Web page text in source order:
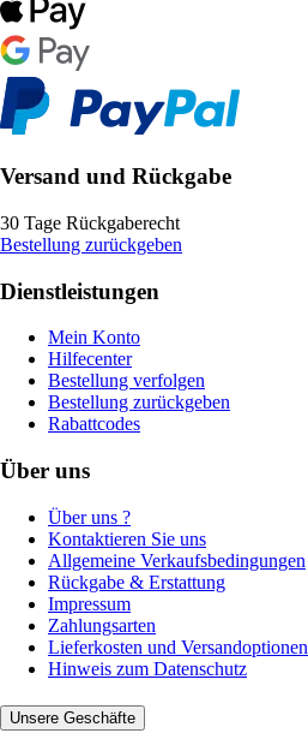
Versand und Rückgabe
30 Tage Rückgaberecht
Bestellung zurückgeben
Dienstleistungen
Mein Konto
Hilfecenter
Bestellung verfolgen
Bestellung zurückgeben
Rabattcodes
Über uns
Über uns ?
Kontaktieren Sie uns
Allgemeine Verkaufsbedingungen
Rückgabe & Erstattung
Impressum
Zahlungsarten
Lieferkosten und Versandoptionen
Hinweis zum Datenschutz
Unsere Geschäfte